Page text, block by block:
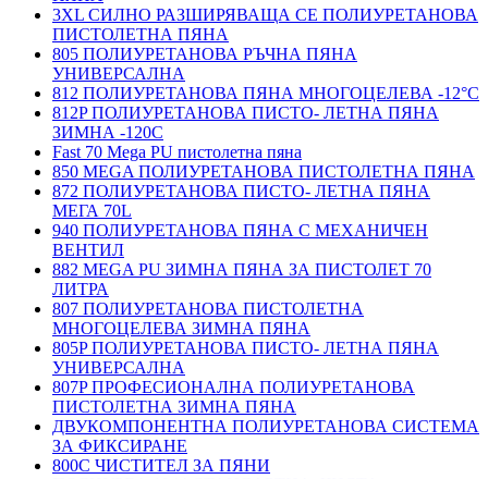
3XL СИЛНО РАЗШИРЯВАЩА СЕ ПОЛИУРЕТАНОВА
ПИСТОЛЕТНА ПЯНА
805 ПОЛИУРЕТАНОВА РЪЧНА ПЯНА
УНИВЕРСАЛНА
812 ПОЛИУРЕТАНОВА ПЯНА МНОГОЦЕЛЕВА -12°C
812P ПОЛИУРЕТАНОВА ПИСТО- ЛЕТНА ПЯНА
ЗИМНА -120С
Fast 70 Mega PU пистолетна пяна
850 MEGA ПОЛИУРЕТАНОВА ПИСТОЛЕТНА ПЯНА
872 ПОЛИУРЕТАНОВА ПИСТО- ЛЕТНА ПЯНА
МЕГА 70L
940 ПОЛИУРЕТАНОВА ПЯНА С МЕХАНИЧЕН
ВЕНТИЛ
882 MEGA PU ЗИМНА ПЯНА ЗА ПИСТОЛЕТ 70
ЛИТРА
807 ПОЛИУРЕТАНОВА ПИСТОЛЕТНА
МНОГОЦЕЛЕВА ЗИМНА ПЯНА
805P ПОЛИУРЕТАНОВА ПИСТО- ЛЕТНА ПЯНА
УНИВЕРСАЛНА
807P ПРОФЕСИОНАЛНА ПОЛИУРЕТАНОВА
ПИСТОЛЕТНА ЗИМНА ПЯНА
ДВУКОМПОНЕНТНА ПОЛИУРЕТАНОВА СИСТЕМА
ЗА ФИКСИРАНЕ
800C ЧИСТИТЕЛ ЗА ПЯНИ